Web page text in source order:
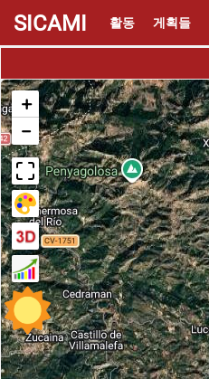
SICAMI 활동 게획들
+
−